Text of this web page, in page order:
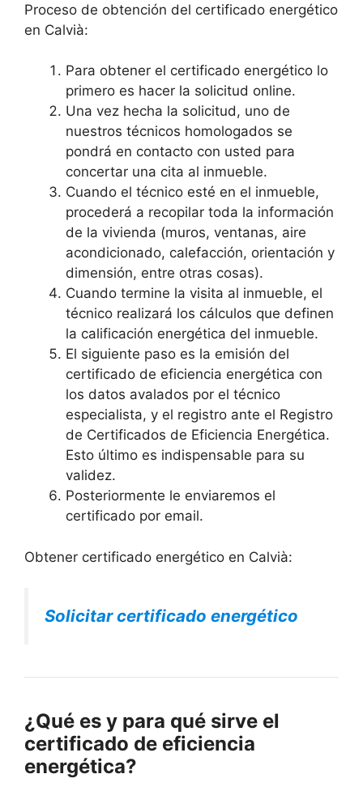
Proceso de obtención del certificado energético
en Calvià:
Para obtener el certificado energético lo
primero es hacer la solicitud online.
Una vez hecha la solicitud, uno de
nuestros técnicos homologados se
pondrá en contacto con usted para
concertar una cita al inmueble.
Cuando el técnico esté en el inmueble,
procederá a recopilar toda la información
de la vivienda (muros, ventanas, aire
acondicionado, calefacción, orientación y
dimensión, entre otras cosas).
Cuando termine la visita al inmueble, el
técnico realizará los cálculos que definen
la calificación energética del inmueble.
El siguiente paso es la emisión del
certificado de eficiencia energética con
los datos avalados por el técnico
especialista, y el registro ante el Registro
de Certificados de Eficiencia Energética.
Esto último es indispensable para su
validez.
Posteriormente le enviaremos el
certificado por email.
Obtener certificado energético en Calvià:
Solicitar certificado energético
¿Qué es y para qué sirve el
certificado de eficiencia
energética?